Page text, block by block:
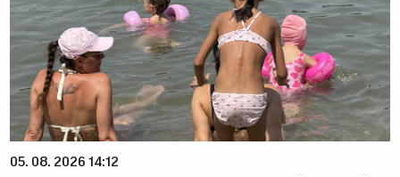
05. 08. 2026 14:12